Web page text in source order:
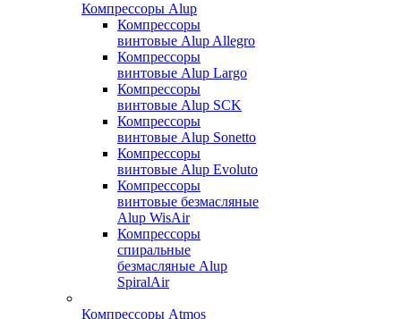
Компрессоры Alup
Компрессоры
винтовые Alup Allegro
Компрессоры
винтовые Alup Largo
Компрессоры
винтовые Alup SCK
Компрессоры
винтовые Alup Sonetto
Компрессоры
винтовые Alup Evoluto
Компрессоры
винтовые безмасляные
Alup WisAir
Компрессоры
спиральные
безмасляные Alup
SpiralAir
Компрессоры Atmos